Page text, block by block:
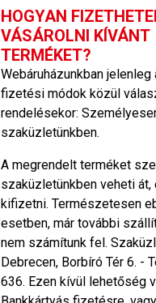
HOGYAN
VÁSÁROLNI KÍVÁNT
TERMÉKET?
Webáruházunkban jelenleg
fizetési módok közül
rendelésekor:
szaküzletünkben.
A megrendelt terméket
szaküzletünkben veheti
kifizetni. Természetesen
esetben, már további
nem számítunk fel.
Debrecen, Borbíró Tér 6. -
636. Ezen kívül lehetőség